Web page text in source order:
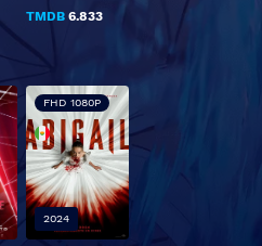
TMDB 6.833
FHD 1080P
2024